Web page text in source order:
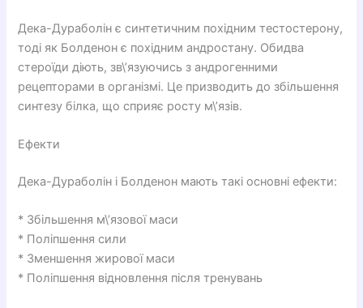
Дека-Дураболін є синтетичним похідним тестостерону,
тоді як Болденон є похідним андростану. Обидва
стероїди діють, зв\’язуючись з андрогенними
рецепторами в організмі. Це призводить до збільшення
синтезу білка, що сприяє росту м\’язів.
Ефекти
Дека-Дураболін і Болденон мають такі основні ефекти:
* Збільшення м\’язової маси
* Поліпшення сили
* Зменшення жирової маси
* Поліпшення відновлення після тренувань